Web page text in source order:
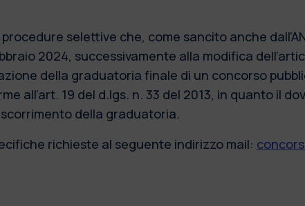
selettive che, come sancito anche
2024, successivamente alla modifica
della graduatoria finale di un concorso
all’art. 19 del d.lgs. n. 33 del 2013, in quanto il
della graduatoria.
richieste al seguente indirizzo mail: